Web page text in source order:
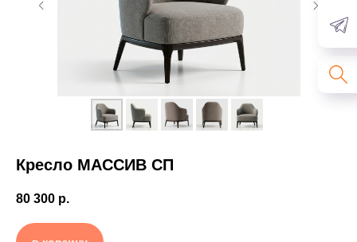
Кресло МАССИВ СП
80 300 р.